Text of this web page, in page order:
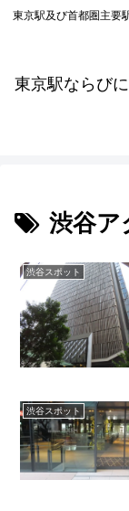
東京駅及び首都圏主要
東京駅ならび
渋谷ア
渋谷スポット
渋谷スポット